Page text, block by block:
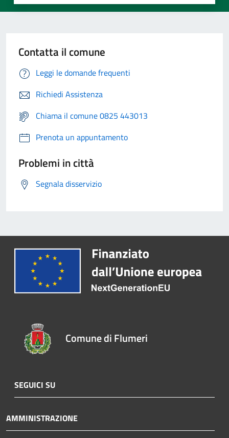
Contatta il comune
Leggi le domande frequenti
Richiedi Assistenza
Chiama il comune 0825 443013
Prenota un appuntamento
Problemi in città
Segnala disservizio
Comune di Flumeri
SEGUICI SU
AMMINISTRAZIONE